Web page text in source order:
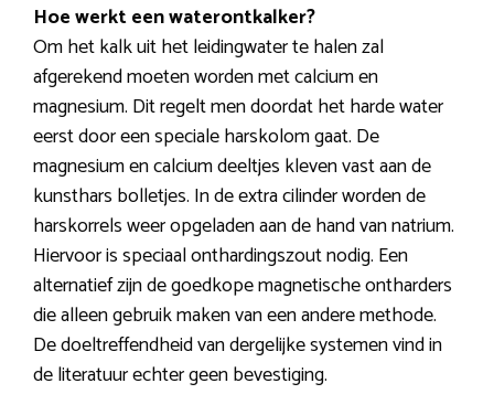
Hoe werkt een waterontkalker?
Om het kalk uit het leidingwater te halen zal
afgerekend moeten worden met calcium en
magnesium. Dit regelt men doordat het harde water
eerst door een speciale harskolom gaat. De
magnesium en calcium deeltjes kleven vast aan de
kunsthars bolletjes. In de extra cilinder worden de
harskorrels weer opgeladen aan de hand van natrium.
Hiervoor is speciaal onthardingszout nodig. Een
alternatief zijn de goedkope magnetische ontharders
die alleen gebruik maken van een andere methode.
De doeltreffendheid van dergelijke systemen vind in
de literatuur echter geen bevestiging.